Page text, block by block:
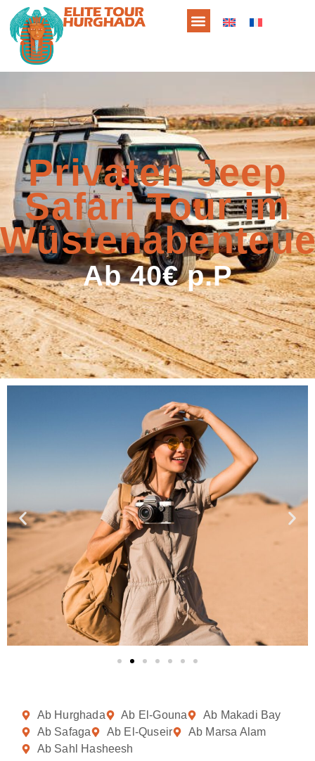
Privaten Jeep
Safari Tour im
Ab 40€ p.P
Ab Hurghada Ab El-Gouna
Ab Makadi Bay
Ab Safaga
Ab El-Quseir
Ab Marsa Alam
Ab Sahl Hasheesh